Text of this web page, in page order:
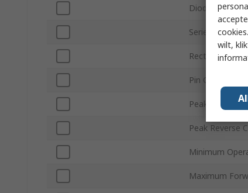
Diode
Series
Rectifier Type
Pin Count
Peak Non-
Peak Reverse
Minimum
Maximum
wilt,